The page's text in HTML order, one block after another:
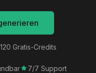
Gratis-Credits
7/7 Support